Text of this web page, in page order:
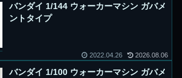
バンダイ 1/144 ウォーカーマシン ガバメ
ントタイプ
2022.04.26 2026.08.06
バンダイ 1/100 ウォーカーマシン ガバメ